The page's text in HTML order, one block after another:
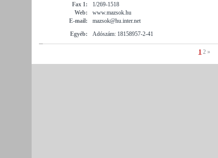
Fax 1:
1/269-1518
Web:
www.mazsok.hu
E-mail:
mazsok@hu.inter.net
Egyéb:
Adószám: 18158957-2-41
1 2 »